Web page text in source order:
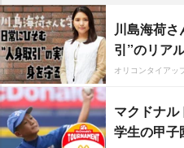
川島海荷
引”のリア
オリコンタイアッ
マクドナ
学生の甲子